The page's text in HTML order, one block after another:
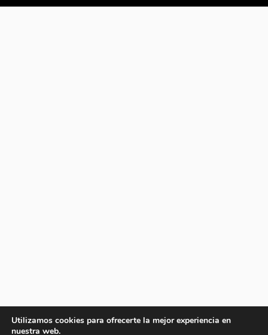
Utilizamos cookies para ofrecerte la mejor experiencia en
nuestra web.